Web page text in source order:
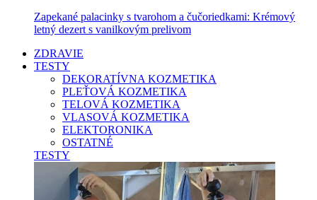
Zapekané palacinky s tvarohom a čučoriedkami: Krémový
letný dezert s vanilkovým prelivom
ZDRAVIE
TESTY
DEKORATÍVNA KOZMETIKA
PLEŤOVÁ KOZMETIKA
TELOVÁ KOZMETIKA
VLASOVÁ KOZMETIKA
ELEKTORONIKA
OSTATNÉ
TESTY